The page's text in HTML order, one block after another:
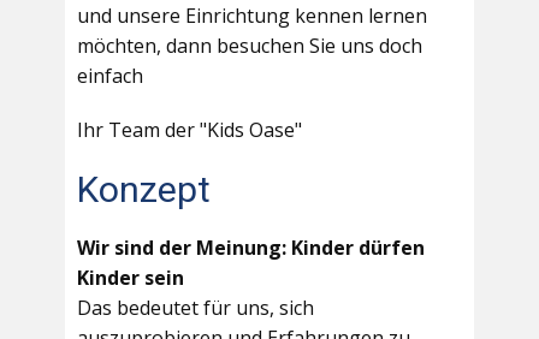
und unsere Einrichtung kennen lernen
möchten, dann besuchen Sie uns doch
einfach
Ihr Team der "Kids Oase"
Konzept
Wir sind der Meinung: Kinder dürfen
Kinder sein
Das bedeutet für uns, sich